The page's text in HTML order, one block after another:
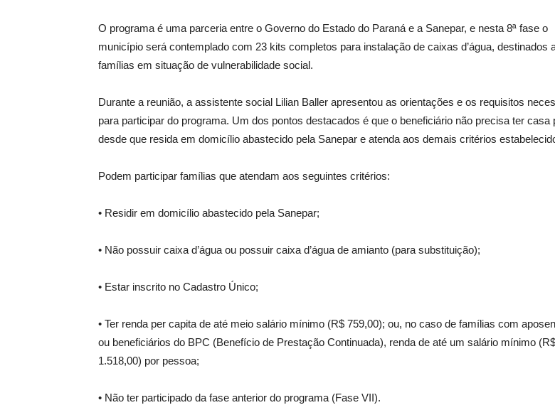
O programa é uma parceria entre o Governo do Estado do Paraná e a Sanepar, e nesta 8ª fase o
município será contemplado com 23 kits completos para instalação de caixas d’água, destinados
famílias em situação de vulnerabilidade social.
Durante a reunião, a assistente social Lilian Baller apresentou as orientações e os requisitos
para participar do programa. Um dos pontos destacados é que o beneficiário não precisa ter casa
desde que resida em domicílio abastecido pela Sanepar e atenda aos demais critérios
Podem participar famílias que atendam aos seguintes critérios:
• Residir em domicílio abastecido pela Sanepar;
• Não possuir caixa d’água ou possuir caixa d’água de amianto (para substituição);
• Estar inscrito no Cadastro Único;
• Ter renda per capita de até meio salário mínimo (R$ 759,00); ou, no caso de famílias com
ou beneficiários do BPC (Benefício de Prestação Continuada), renda de até um salário mínimo (R$
1.518,00) por pessoa;
• Não ter participado da fase anterior do programa (Fase VII).